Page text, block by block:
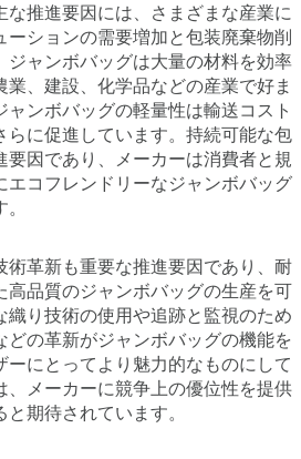
な推進要因には、さまざまな産業に
ーションの需要増加と包装廃棄物削
ジャンボバッグは大量の材料を効率
、建設、化学品などの産業で好ま
ンボバッグの軽量性は輸送コスト
らに促進しています。持続可能な包
要因であり、メーカーは消費者と規
エコフレンドリーなジャンボバッグ
術革新も重要な推進要因であり、耐
高品質のジャンボバッグの生産を可
織り技術の使用や追跡と監視のため
どの革新がジャンボバッグの機能を
ーにとってより魅力的なものにして
、メーカーに競争上の優位性を提供
期待されています。